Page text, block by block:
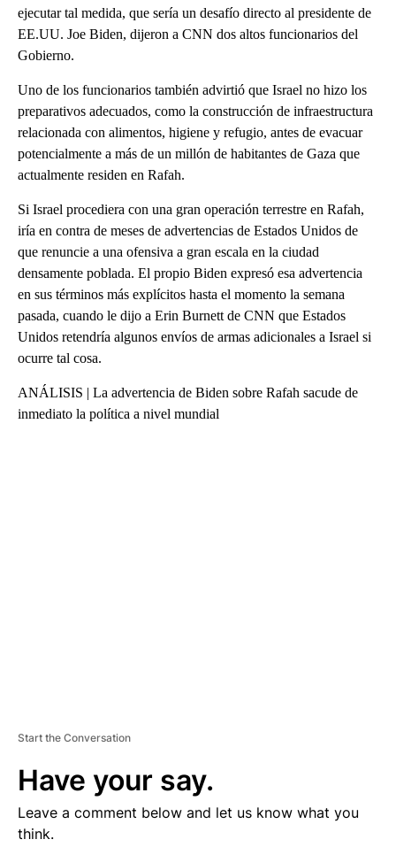
ejecutar tal medida, que sería un desafío directo al presidente de
EE.UU. Joe Biden, dijeron a CNN dos altos funcionarios del
Gobierno.
Uno de los funcionarios también advirtió que Israel no hizo los
preparativos adecuados, como la construcción de infraestructura
relacionada con alimentos, higiene y refugio, antes de evacuar
potencialmente a más de un millón de habitantes de Gaza que
actualmente residen en Rafah.
Si Israel procediera con una gran operación terrestre en Rafah,
iría en contra de meses de advertencias de Estados Unidos de
que renuncie a una ofensiva a gran escala en la ciudad
densamente poblada. El propio Biden expresó esa advertencia
en sus términos más explícitos hasta el momento la semana
pasada, cuando le dijo a Erin Burnett de CNN que Estados
Unidos retendría algunos envíos de armas adicionales a Israel si
ocurre tal cosa.
ANÁLISIS | La advertencia de Biden sobre Rafah sacude de
inmediato la política a nivel mundial
Start the Conversation
Have your say.
Leave a comment below and let us know what you
think.